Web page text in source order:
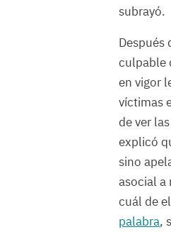
subrayó.
Después
culpable
en vigor
víctimas
de ver
explicó
sino
asocial a
cuál de
palabra,